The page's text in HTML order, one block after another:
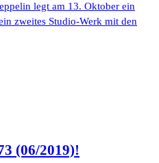
legt am 13. Oktober ein
zweites Studio-Werk mit den
(06/2019)!